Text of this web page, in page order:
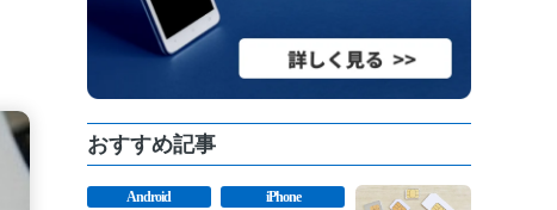
おすすめ記事
Android iPhone